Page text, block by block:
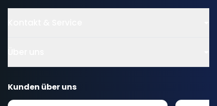
Kunden über uns